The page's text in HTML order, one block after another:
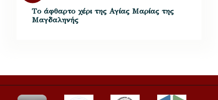
Tο άφθαρτο χέρι της Αγίας Μαρίας της
Μαγδαληνής